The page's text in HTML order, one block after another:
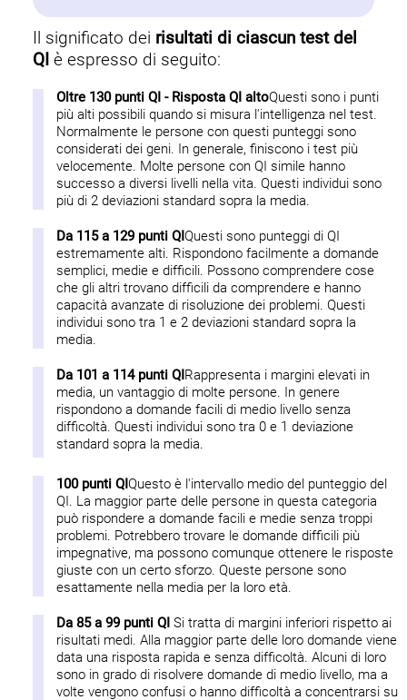
Il significato dei risultati di ciascun test del
QI è espresso di seguito:
Oltre 130 punti QI - Risposta QI altoQuesti sono i punti
più alti possibili quando si misura l'intelligenza nel test.
Normalmente le persone con questi punteggi sono
considerati dei geni. In generale, finiscono i test più
velocemente. Molte persone con QI simile hanno
successo a diversi livelli nella vita. Questi individui sono
più di 2 deviazioni standard sopra la media.
Da 115 a 129 punti QI Questi sono punteggi di QI
estremamente alti. Rispondono facilmente a domande
semplici, medie e difficili. Possono comprendere cose
che gli altri trovano difficili da comprendere e hanno
capacità avanzate di risoluzione dei problemi. Questi
individui sono tra 1 e 2 deviazioni standard sopra la
media.
Da 101 a 114 punti QI Rappresenta i margini elevati in
media, un vantaggio di molte persone. In genere
rispondono a domande facili di medio livello senza
difficoltà. Questi individui sono tra 0 e 1 deviazione
standard sopra la media.
100 punti QI Questo è l'intervallo medio del punteggio del
QI. La maggior parte delle persone in questa categoria
può rispondere a domande facili e medie senza troppi
problemi. Potrebbero trovare le domande difficili più
impegnative, ma possono comunque ottenere le risposte
giuste con un certo sforzo. Queste persone sono
esattamente nella media per la loro età.
Da 85 a 99 punti QI Si tratta di margini inferiori rispetto ai
risultati medi. Alla maggior parte delle loro domande viene
data una risposta rapida e senza difficoltà. Alcuni di loro
sono in grado di risolvere domande di medio livello, ma a
volte vengono confusi o hanno difficoltà a concentrarsi su